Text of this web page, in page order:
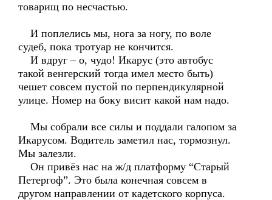
товарищ по несчастью.
И поплелись мы, нога за ногу, по воле
судеб, пока тротуар не кончится.
И вдруг – о, чудо! Икарус (это автобус
такой венгерский тогда имел место быть)
чешет совсем пустой по перпендикулярной
улице. Номер на боку висит какой нам надо.
Мы собрали все силы и поддали галопом за
Икарусом. Водитель заметил нас, тормознул.
Мы залезли.
Он привёз нас на ж/д платформу “Старый
Петергоф”. Это была конечная совсем в
другом направлении от кадетского корпуса.